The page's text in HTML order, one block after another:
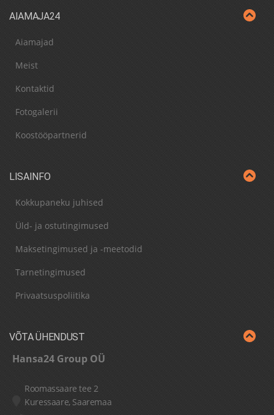
AIAMAJA24
Aiamajad
Meist
Kontaktid
Fotogalerii
Koostööpartnerid
LISAINFO
Kokkupaneku juhised
Üld- ja ostutingimused
Maksetingimused ja -meetodid
Tarnetingimused
Privaatsuspoliitika
VÕTA ÜHENDUST
Hansa24 Group OÜ
Roomassaare tee 2
Kuressaare, Saaremaa